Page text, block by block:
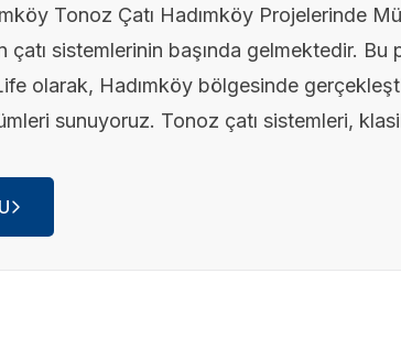
Tonoz Çatı Hadımköy Projelerinde
çatı sistemlerinin başında gelmektedir. Bu
olarak, Hadımköy bölgesinde
sunuyoruz. Tonoz çatı sistemleri,